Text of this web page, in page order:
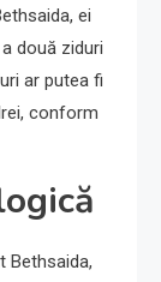
ei
două ziduri
ar putea fi
conform
Bethsaida,